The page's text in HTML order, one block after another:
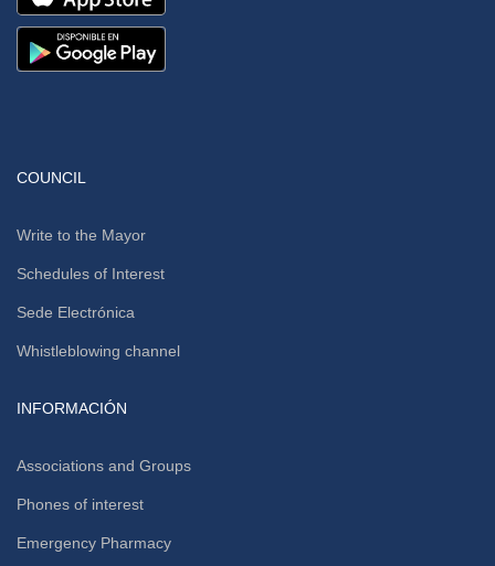
COUNCIL
Write to the Mayor
Schedules of Interest
Sede Electrónica
Whistleblowing channel
INFORMACIÓN
Associations and Groups
Phones of interest
Emergency Pharmacy